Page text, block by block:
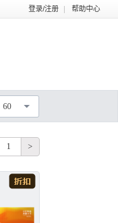
登录/注册 帮助中心
60
C4D
发型新品发布会 发布会
1 >